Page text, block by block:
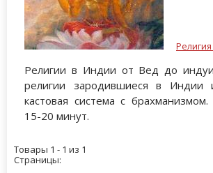
Религии в Индии от Вед до
религии зародившиеся в Индии
кастовая система с
15-20 минут.
Товары 1 - 1 из 1
Страницы: